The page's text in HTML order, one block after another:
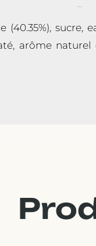
(40.35%), sucre,
arôme